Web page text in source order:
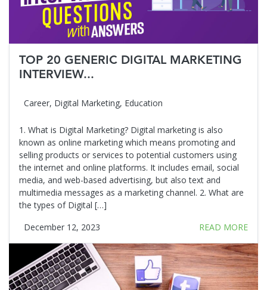
TOP 20 GENERIC DIGITAL MARKETING
INTERVIEW...
Career, Digital Marketing, Education
1. What is Digital Marketing? Digital marketing is also
known as online marketing which means promoting and
selling products or services to potential customers using
the internet and online platforms. It includes email, social
media, and web-based advertising, but also text and
multimedia messages as a marketing channel. 2. What are
the types of Digital […]
December 12, 2023
READ MORE